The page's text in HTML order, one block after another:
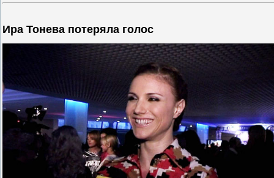
Ира Тонева потеряла голос